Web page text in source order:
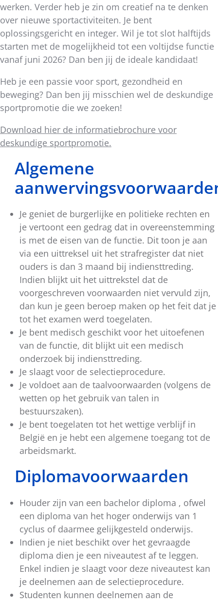
werken. Verder heb je zin om creatief na te denken
over nieuwe sportactiviteiten. Je bent
oplossingsgericht en integer. Wil je tot slot halftijds
starten met de mogelijkheid tot een voltijdse functie
vanaf juni 2026? Dan ben jij de ideale kandidaat!
Heb je een passie voor sport, gezondheid en
beweging? Dan ben jij misschien wel de deskundige
sportpromotie die we zoeken!
Download hier de informatiebrochure voor
deskundige sportpromotie.
Algemene
Je geniet de burgerlijke en politieke rechten en
je vertoont een gedrag dat in overeenstemming
is met de eisen van de functie. Dit toon je aan
via een uittreksel uit het strafregister dat niet
ouders is dan 3 maand bij indiensttreding.
Indien blijkt uit het uittrekstel dat de
voorgeschreven voorwaarden niet vervuld zijn,
dan kun je geen beroep maken op het feit dat je
tot het examen werd toegelaten.
Je bent medisch geschikt voor het uitoefenen
van de functie, dit blijkt uit een medisch
onderzoek bij indiensttreding.
Je slaagt voor de selectieprocedure.
Je voldoet aan de taalvoorwaarden (volgens de
wetten op het gebruik van talen in
bestuurszaken).
Je bent toegelaten tot het wettige verblijf in
België en je hebt een algemene toegang tot de
arbeidsmarkt.
Diplomavoorwaarden
Houder zijn van een bachelor diploma , ofwel
een diploma van het hoger onderwijs van 1
cyclus of daarmee gelijkgesteld onderwijs.
Indien je niet beschikt over het gevraagde
diploma dien je een niveautest af te leggen.
Enkel indien je slaagt voor deze niveautest kan
je deelnemen aan de selectieprocedure.
Studenten kunnen deelnemen aan de